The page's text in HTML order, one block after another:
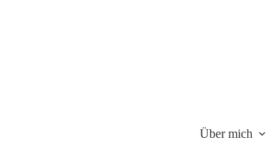
Über mich